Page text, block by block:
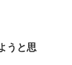
うと思